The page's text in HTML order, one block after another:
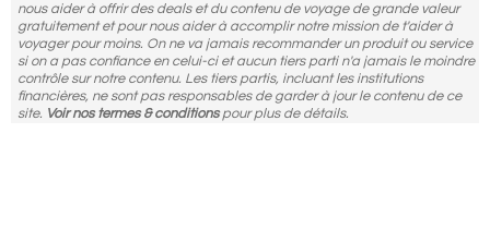
nous aider à offrir des deals et du contenu de voyage de grande valeur
gratuitement et pour nous aider à accomplir notre mission de t'aider à
voyager pour moins. On ne va jamais recommander un produit ou service
si on a pas confiance en celui-ci et aucun tiers parti n'a jamais le moindre
contrôle sur notre contenu. Les tiers partis, incluant les institutions
financières, ne sont pas responsables de garder à jour le contenu de ce
site. Voir nos termes & conditionspour plus de détails.